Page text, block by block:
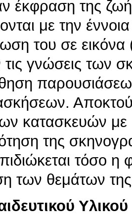
έκφραση της
με την
του σε εικόνα
γνώσεις των
κατασκευών με
της
τόσο η
Υλικού